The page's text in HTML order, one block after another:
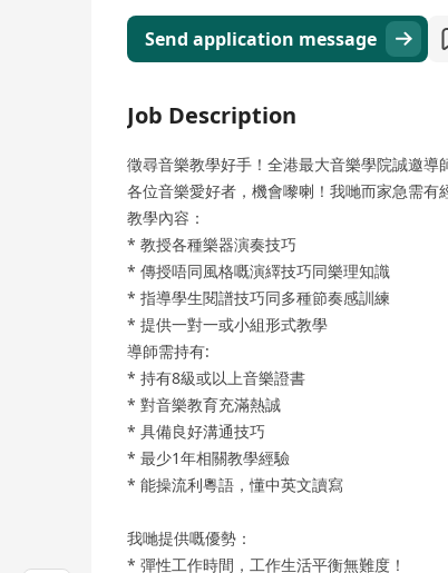
Send application message
Job Description
徵尋音樂教學好手！全港最大音樂學院誠邀導
各位音樂愛好者，機會嚟喇！我哋而家急需有
教學內容：
* 教授各種樂器演奏技巧
* 傳授唔同風格嘅演繹技巧同樂理知識
* 指導學生閱譜技巧同多種節奏感訓練
* 提供一對一或小組形式教學
導師需持有:
* 持有8級或以上音樂證書
* 對音樂教育充滿熱誠
* 具備良好溝通技巧
* 最少1年相關教學經驗
* 能操流利粵語，懂中英文讀寫
我哋提供嘅優勢：
* 彈性工作時間，工作生活平衡無難度！